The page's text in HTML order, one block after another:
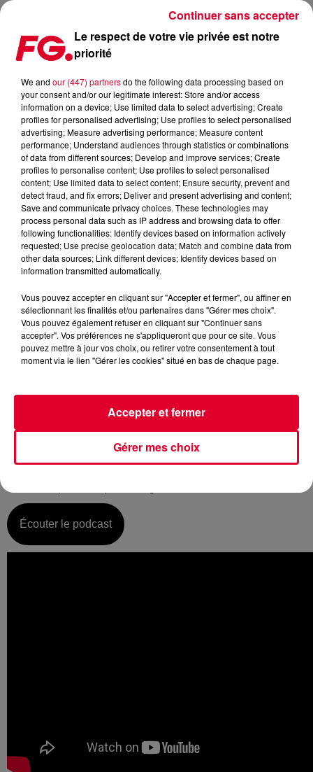
LA MUSIC STORY DE LA MATINALE FG : TONY ROMERA
Publié : 6 juin 2019 à 9h06 par Christophe HUBERT
Jeudi 06 juin :
La music story du jour c’est celle des Tony Romera…
C’est sûrement dans le Starter FG que vous l’avez
produire une house très énergique, assez classique c’est-à-
Écouter le podcast
Le respect de votre vie privée est notre
priorité
We and our (447) partnersdo the following data processing based on
your consent and/or our legitimate interest: Store and/or access
information on a device; Use limited data to select advertising; Create
profiles for personalised advertising; Use profiles to select personalised
advertising; Measure advertising performance; Measure content
performance; Understand audiences through statistics or combinations
of data from different sources; Develop and improve services; Create
profiles to personalise content; Use profiles to select personalised
content; Use limited data to select content; Ensure security, prevent and
detect fraud, and fix errors; Deliver and present advertising and content;
Save and communicate privacy choices. These technologies may
process personal data such as IP address and browsing data to offer
following functionalities: Identify devices based on information actively
requested; Use precise geolocation data; Match and combine data from
other data sources; Link different devices; Identify devices based on
information transmitted automatically.
Vous pouvez accepter en cliquant sur "Accepter et fermer", ou affiner en
sélectionnant les finalités et/ou partenaires dans "Gérer mes choix".
Vous pouvez également refuser en cliquant sur "Continuer sans
accepter". Vos préférences ne s'appliqueront que pour ce site. Vous
pouvez mettre à jour vos choix, ou retirer votre consentement à tout
moment via le lien "Gérer les cookies" situé en bas de chaque page.
Gérer mes choix
Accepter et fermer
Continuer sans accepter